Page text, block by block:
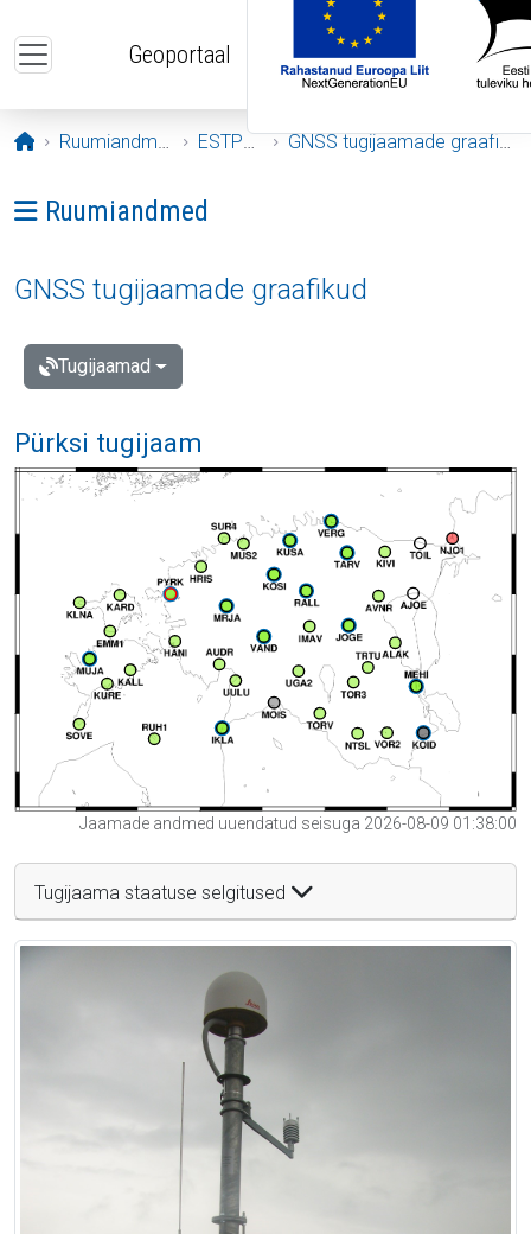
Geoportaal
Avaleht
Ruumiandmed ESTPOS GNSS tugijaamade graafikud
Ava menüü: Ruumiandmed
Ruumiandmed
GNSS tugijaamade graafikud
Tugijaamad
Pürksi tugijaam
Jaamade andmed uuendatud seisuga 2026-08-09 01:38:00
Tugijaama staatuse selgitused